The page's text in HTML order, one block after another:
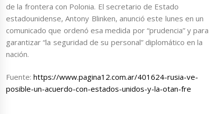
de la frontera con Polonia. El secretario de Estado
estadounidense, Antony Blinken, anunció este lunes en un
comunicado que ordenó esa medida por “prudencia” y para
garantizar “la seguridad de su personal” diplomático en la
nación.
Fuente:https://www.pagina12.com.ar/401624-rusia-ve-
posible-un-acuerdo-con-estados-unidos-y-la-otan-fre